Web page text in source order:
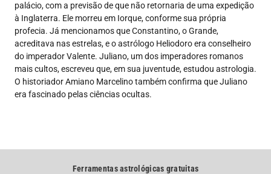
palácio, com a previsão de que não retornaria de uma expedição
à Inglaterra. Ele morreu em Iorque, conforme sua própria
profecia. Já mencionamos que Constantino, o Grande,
acreditava nas estrelas, e o astrólogo Heliodoro era conselheiro
do imperador Valente. Juliano, um dos imperadores romanos
mais cultos, escreveu que, em sua juventude, estudou astrologia.
O historiador Amiano Marcelino também confirma que Juliano
era fascinado pelas ciências ocultas.
Ferramentas astrológicas gratuitas